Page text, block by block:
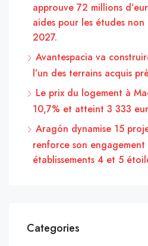
approuve 72 millions
aides pour les études
2027.
Avantespacia va
l’un des terrains acquis
Le prix du logement à
10,7% et atteint 3 333
Aragón dynamise 15
renforce son engagement
établissements 4 et 5
Categories